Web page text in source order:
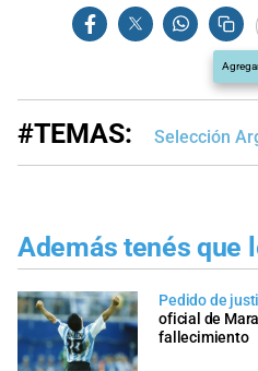
#TEMAS: Selección
Además tenés que
Pedido de
oficial de
fallecimiento